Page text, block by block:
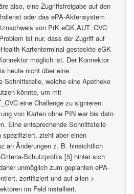
also, eine Zugriffsfreigabe auf den
oder das ePA-Aktensystem
von PrK.eGK.AUT_CVC
ist nur, dass der Zugriff auf
Kartenterminal gesteckte eGK
möglich ist. Der Konnektor
heute nicht über eine
Schnittstelle, welche eine Apotheke
könnte, um mit
eine Challenge zu signieren.
von Karten ohne PIN war bis dato
Eine entsprechende Schnittstelle
spezifiziert, zieht aber einen
an Änderungen z. B. hinsichtlich
Schutzprofils [5] hinter sich
unmöglich zum geplanten ePA-
zertifiziert und auf allen >
im Feld installiert.